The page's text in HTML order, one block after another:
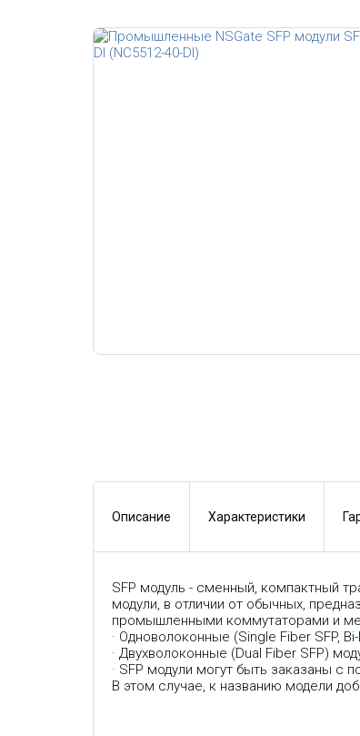
Описание Характеристики
SFP модуль - сменный, компактный
модули, в отличии от обычных,
промышленными коммутаторами и
· Одноволоконные (Single Fiber SFP,
· Двухволоконные (Dual Fiber SFP)
· SFP модули могут быть заказаны с
В этом случае, к названию модели